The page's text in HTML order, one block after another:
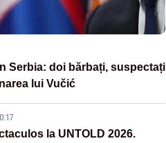
Serbia: doi bărbați, suspectați
lui Vučić
la UNTOLD 2026.